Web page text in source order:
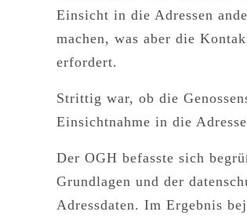
Einsicht in die Adressen
machen, was aber die
erfordert.
Strittig war, ob die
Einsichtnahme in die
Der OGH befasste sich
Grundlagen und der
Adressdaten. Im Ergebnis